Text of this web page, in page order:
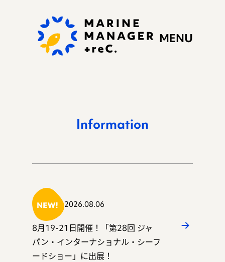
MENU
私たちの思い
ぷらすれっくにできる
こと
Information
2026.08.06
8月19-21日開催！「第28回 ジャ
パン・インターナショナル・シーフ
ードショー」に出展！